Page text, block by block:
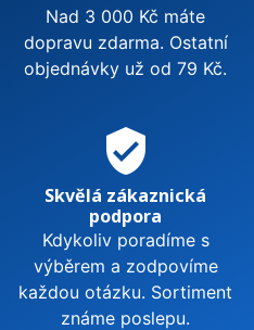
Nad 3 000 Kč máte
dopravu zdarma. Ostatní
objednávky už od 79 Kč.
verified_user
Skvělá zákaznická
podpora
Kdykoliv poradíme s
výběrem a zodpovíme
každou otázku. Sortiment
známe poslepu.